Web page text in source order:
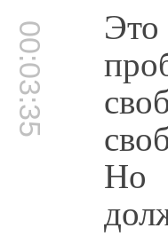
00:03:35
Но